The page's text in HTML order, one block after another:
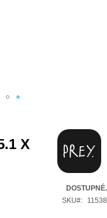
X
DOSTUPNÉ.
SKU
11538